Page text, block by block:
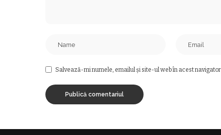
Salvează-mi numele, emailul și site-ul web în acest